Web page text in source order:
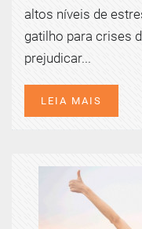
altos níveis de
gatilho para crises
prejudicar...
LEIA MAIS